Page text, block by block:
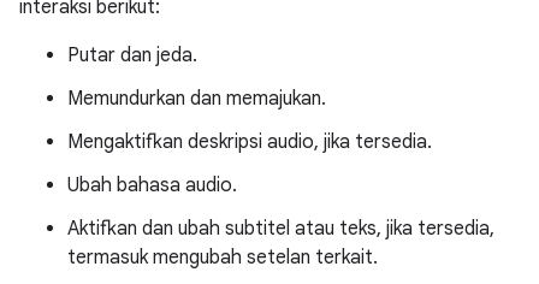
interaksi berikut:
Putar dan jeda.
Memundurkan dan memajukan.
Mengaktifkan deskripsi audio, jika tersedia.
Ubah bahasa audio.
Aktifkan dan ubah subtitel atau teks, jika tersedia,
termasuk mengubah setelan terkait.